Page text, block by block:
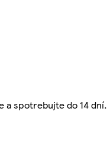
a spotrebujte do 14 dní.